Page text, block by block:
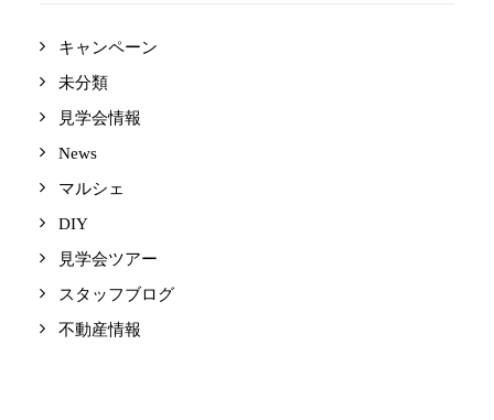
キャンペーン
未分類
見学会情報
News
マルシェ
DIY
見学会ツアー
スタッフブログ
不動産情報